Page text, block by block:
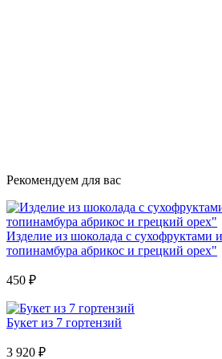
Рекомендуем для вас
Изделие из шоколада с сухофруктами
топинамбура абрикос и грецкий орех"
450 ₽
Букет из 7 гортензий
3 920 ₽